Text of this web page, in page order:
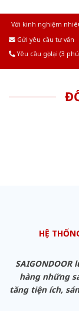
Với kinh nghiệm
Gửi yêu cầu tư vấn
Yêu cầu gọi lại (3
HỆ
hàng những
tăng tiện ích,